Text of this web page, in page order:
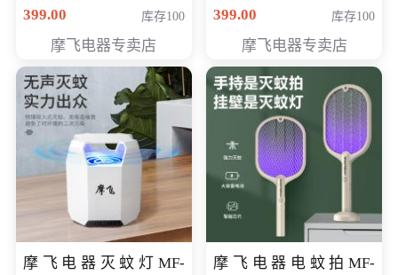
员专享价268元
399.00 库存100
摩飞电器专卖店
元
399.00 库存100
摩飞电器专卖店
摩飞电器灭蚊灯MF-
摩飞电器电蚊拍MF-